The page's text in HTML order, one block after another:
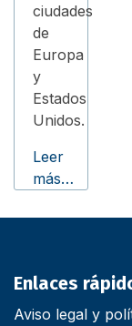
ciudades
de
Europa
y
Estados
Unidos.
Leer
más…
Enlaces
Aviso legal y